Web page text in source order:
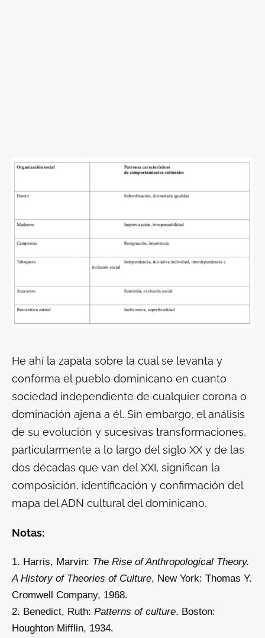
He ahí la zapata sobre la cual se levanta y
conforma el pueblo dominicano en cuanto
sociedad independiente de cualquier corona o
dominación ajena a él. Sin embargo, el análisis
de su evolución y sucesivas transformaciones,
particularmente a lo largo del siglo XX y de las
dos décadas que van del XXI, significan la
composición, identificación y confirmación del
mapa del ADN cultural del dominicano.
Notas:
Harris, Marvin: The Rise of Anthropological Theory.
A History of Theories of Culture, New York: Thomas Y.
Cromwell Company, 1968.
Benedict, Ruth: Patterns of culture. Boston:
Houghton Mifflin, 1934.